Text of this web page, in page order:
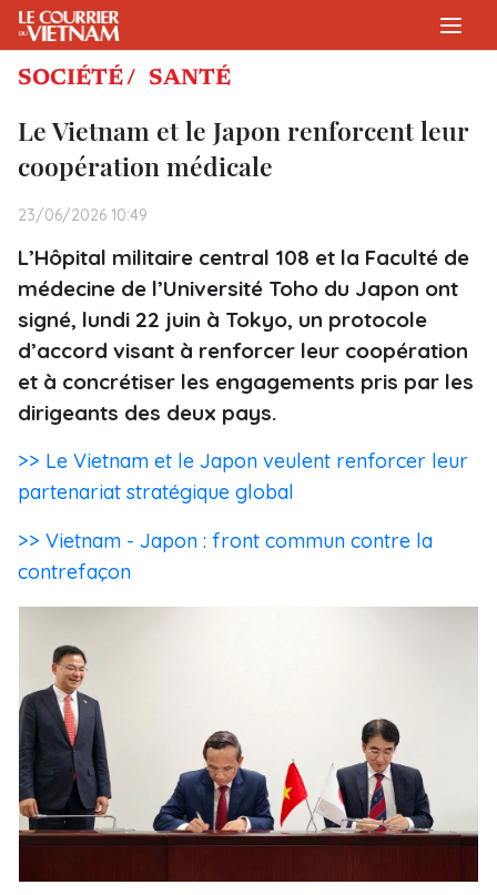
SOCIÉTÉ / SANTÉ
Le Vietnam et le Japon renforcent leur
coopération médicale
23/06/2026 10:49
L’Hôpital militaire central 108 et la Faculté de
médecine de l’Université Toho du Japon ont
signé, lundi 22 juin à Tokyo, un protocole
d’accord visant à renforcer leur coopération
et à concrétiser les engagements pris par les
dirigeants des deux pays.
>> Le Vietnam et le Japon veulent renforcer leur
partenariat stratégique global
>> Vietnam - Japon : front commun contre la
contrefaçon